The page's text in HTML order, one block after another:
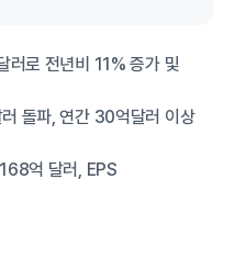
로 전년비 11% 증가 및
돌파, 연간 30억달러 이상
억 달러, EPS